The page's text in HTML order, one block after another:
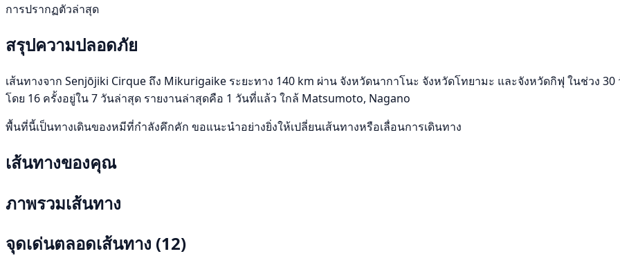
การปรากฏตัวล่าสุด
สรุปความปลอดภัย
เส้นทางจาก Senjōjiki Cirque ถึง Mikurigaike ระยะทาง 140 km ผ่าน จังหวัดนากาโนะ จังหวัดโทยามะ และจังหวัดกิฟุ ในช่วง
โดย 16 ครั้งอยู่ใน 7 วันล่าสุด รายงานล่าสุดคือ 1 วันที่แล้ว ใกล้ Matsumoto, Nagano
พื้นที่นี้เป็นทางเดินของหมีที่กำลังคึกคัก ขอแนะนำอย่างยิ่งให้เปลี่ยนเส้นทางหรือเลื่อนการเดินทาง
เส้นทางของคุณ
ภาพรวมเส้นทาง
จุดเด่นตลอดเส้นทาง (12)